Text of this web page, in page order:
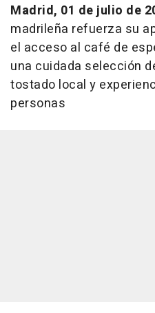
Madrid, 01 de julio de
madrileña refuerza su
el acceso al café de
una cuidada selección
tostado local y
personas